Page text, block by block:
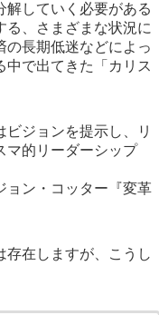
解していく必要がある
る、さまざまな状況に
の長期低迷などによっ
中で出てきた「カリス
ビジョンを提示し、リ
マ的リーダーシップ
ョン・コッター『変革
存在しますが、こうし